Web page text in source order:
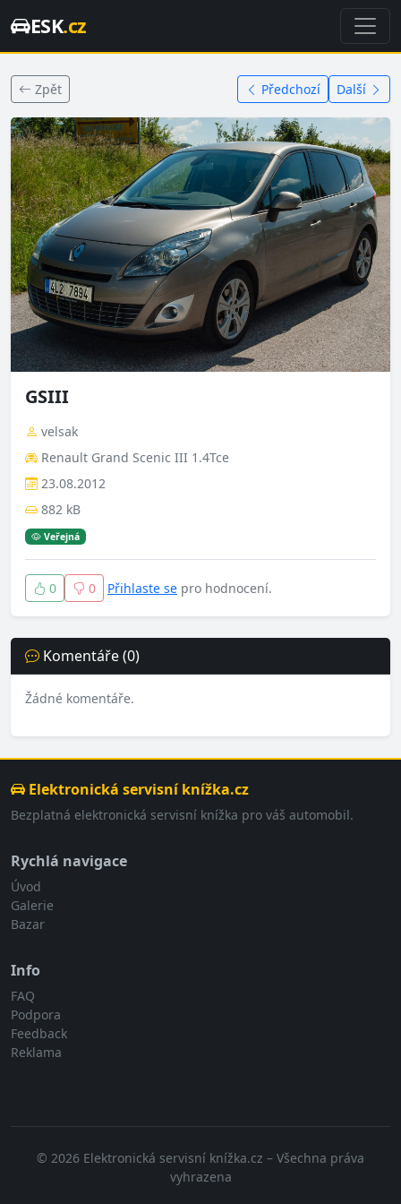
ESK.cz
Zpět Předchozí Další
GSIII
velsak
Renault Grand Scenic III 1.4Tce
23.08.2012
882 kB
Veřejná
0 0 Přihlaste se pro hodnocení.
Komentáře (0)
Žádné komentáře.
Elektronická servisní knížka.cz
Bezplatná elektronická servisní knížka pro váš automobil.
Rychlá navigace
Úvod
Galerie
Bazar
Info
FAQ
Podpora
Feedback
Reklama
© 2026 Elektronická servisní knížka.cz – Všechna práva
vyhrazena